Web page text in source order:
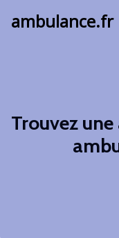
ambulance.fr
Trouvez